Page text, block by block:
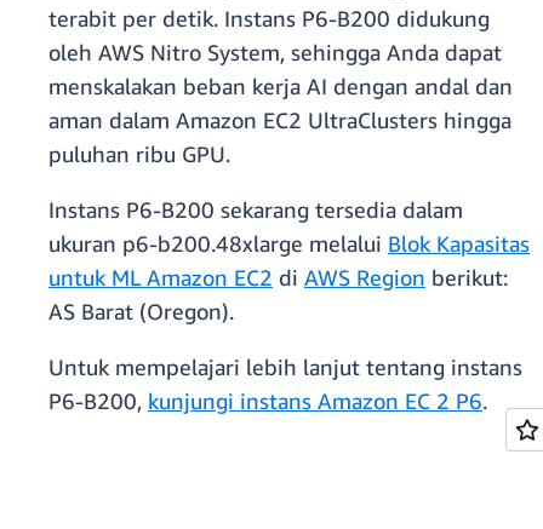
terabit per detik. Instans P6-B200 didukung
oleh AWS Nitro System, sehingga Anda dapat
menskalakan beban kerja AI dengan andal dan
aman dalam Amazon EC2 UltraClusters hingga
puluhan ribu GPU.
Instans P6-B200 sekarang tersedia dalam
ukuran p6-b200.48xlarge melalui Blok Kapasitas
untuk ML Amazon EC2 di AWS Region berikut:
AS Barat (Oregon).
Untuk mempelajari lebih lanjut tentang instans
P6-B200, kunjungi instans Amazon EC 2 P6.